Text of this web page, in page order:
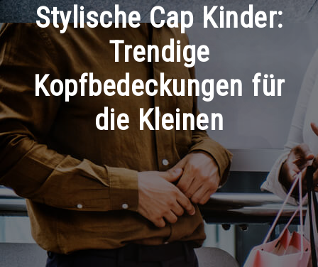
Stylische Cap Kinder:
Trendige
Kopfbedeckungen für
die Kleinen